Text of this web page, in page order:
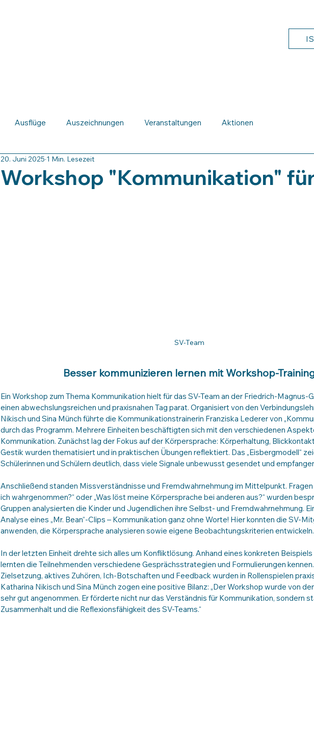
Ausflüge Auszeichnungen Veranstaltungen Aktionen
Workshop "Kommunikation"
20. Juni 2025 1 Min. Lesezeit
SV-Team
Besser kommunizieren lernen mit Workshop-
Ein Workshop zum Thema Kommunikation hielt für das SV-Team an der Friedrich-Magnus-
einen abwechslungsreichen und praxisnahen Tag parat. Organisiert von den
Nikisch und Sina Münch führte die Kommunikationstrainerin Franziska Lederer von
durch das Programm. Mehrere Einheiten beschäftigten sich mit den verschiedenen
Kommunikation. Zunächst lag der Fokus auf der Körpersprache: Körperhaltung,
Gestik wurden thematisiert und in praktischen Übungen reflektiert. Das „Eisbergmodell“
Schülerinnen und Schülern deutlich, dass viele Signale unbewusst gesendet und
Anschließend standen Missverständnisse und Fremdwahrnehmung im Mittelpunkt. Fragen
ich wahrgenommen?“ oder „Was löst meine Körpersprache bei anderen aus?“ wurden
Gruppen analysierten die Kinder und Jugendlichen ihre Selbst- und Fremdwahrnehmung.
Analyse eines „Mr. Bean“-Clips – Kommunikation ganz ohne Worte! Hier konnten die SV-
anwenden, die Körpersprache analysieren sowie eigene Beobachtungskriterien entwickeln.
In der letzten Einheit drehte sich alles um Konfliktlösung. Anhand eines konkreten Beispiels
lernten die Teilnehmenden verschiedene Gesprächsstrategien und Formulierungen
Zielsetzung, aktives Zuhören, Ich-Botschaften und Feedback wurden in Rollenspielen
Katharina Nikisch und Sina Münch zogen eine positive Bilanz: „Der Workshop wurde von
sehr gut angenommen. Er förderte nicht nur das Verständnis für Kommunikation, sondern
Zusammenhalt und die Reflexionsfähigkeit des SV-Teams.“